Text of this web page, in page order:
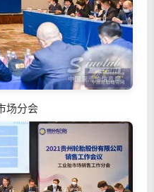
场分会